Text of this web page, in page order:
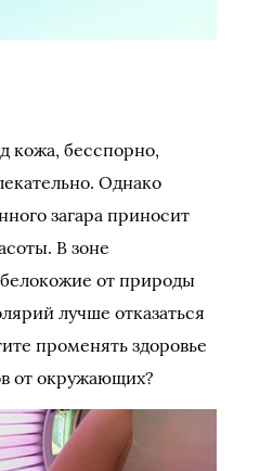
кожа, бесспорно,
Однако
загара приносит
В зоне
от природы
лучше отказаться
променять здоровье
от окружающих?